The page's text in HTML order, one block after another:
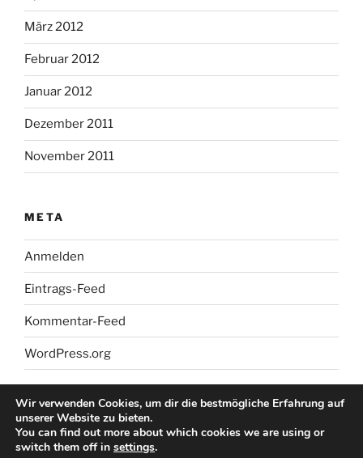
März 2012
Februar 2012
Januar 2012
Dezember 2011
November 2011
META
Anmelden
Eintrags-Feed
Kommentar-Feed
WordPress.org
Wir verwenden Cookies, um dir die bestmögliche Erfahrung auf
unserer Website zu bieten.
You can find out more about which cookies we are using or
switch them off in settings.